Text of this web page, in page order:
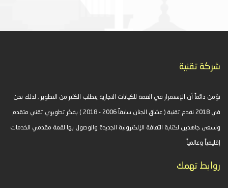
شركة تقنية
نؤمن دائماً أن الإستمرار في القمة للكيانات التجارية يتطلب الكثير من التطوير , لذلك نحن
في 2018 نقدم تقنية ( عشاق الجنان سابقاً 2006 - 2018 ) بفكر تطويري تقني متقدم
ونسعى جاهدين لكتابة الثقافة الإلكترونية الجديدة والوصول بها لقمة مقدمي الخدمات
إقليمياً وعالمياً
روابط تهمك